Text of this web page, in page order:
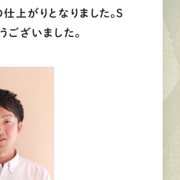
上がりとなりました。Ｓ
ございました。